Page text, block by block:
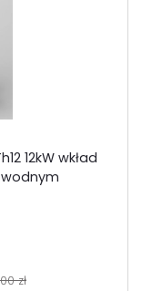
12kW wkład
zł